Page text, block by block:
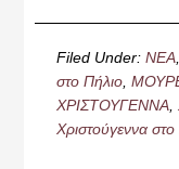
Filed Under:ΝΕΑ
στο Πήλιο ,
ΧΡΙΣΤΟΥΓΕΝΝΑ
Χριστούγεννα